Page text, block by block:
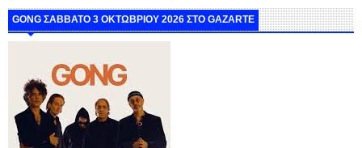
GONG ΣΑΒΒΑΤΟ 3 ΟΚΤΩΒΡΙΟΥ 2026 ΣΤΟ GAZARTE